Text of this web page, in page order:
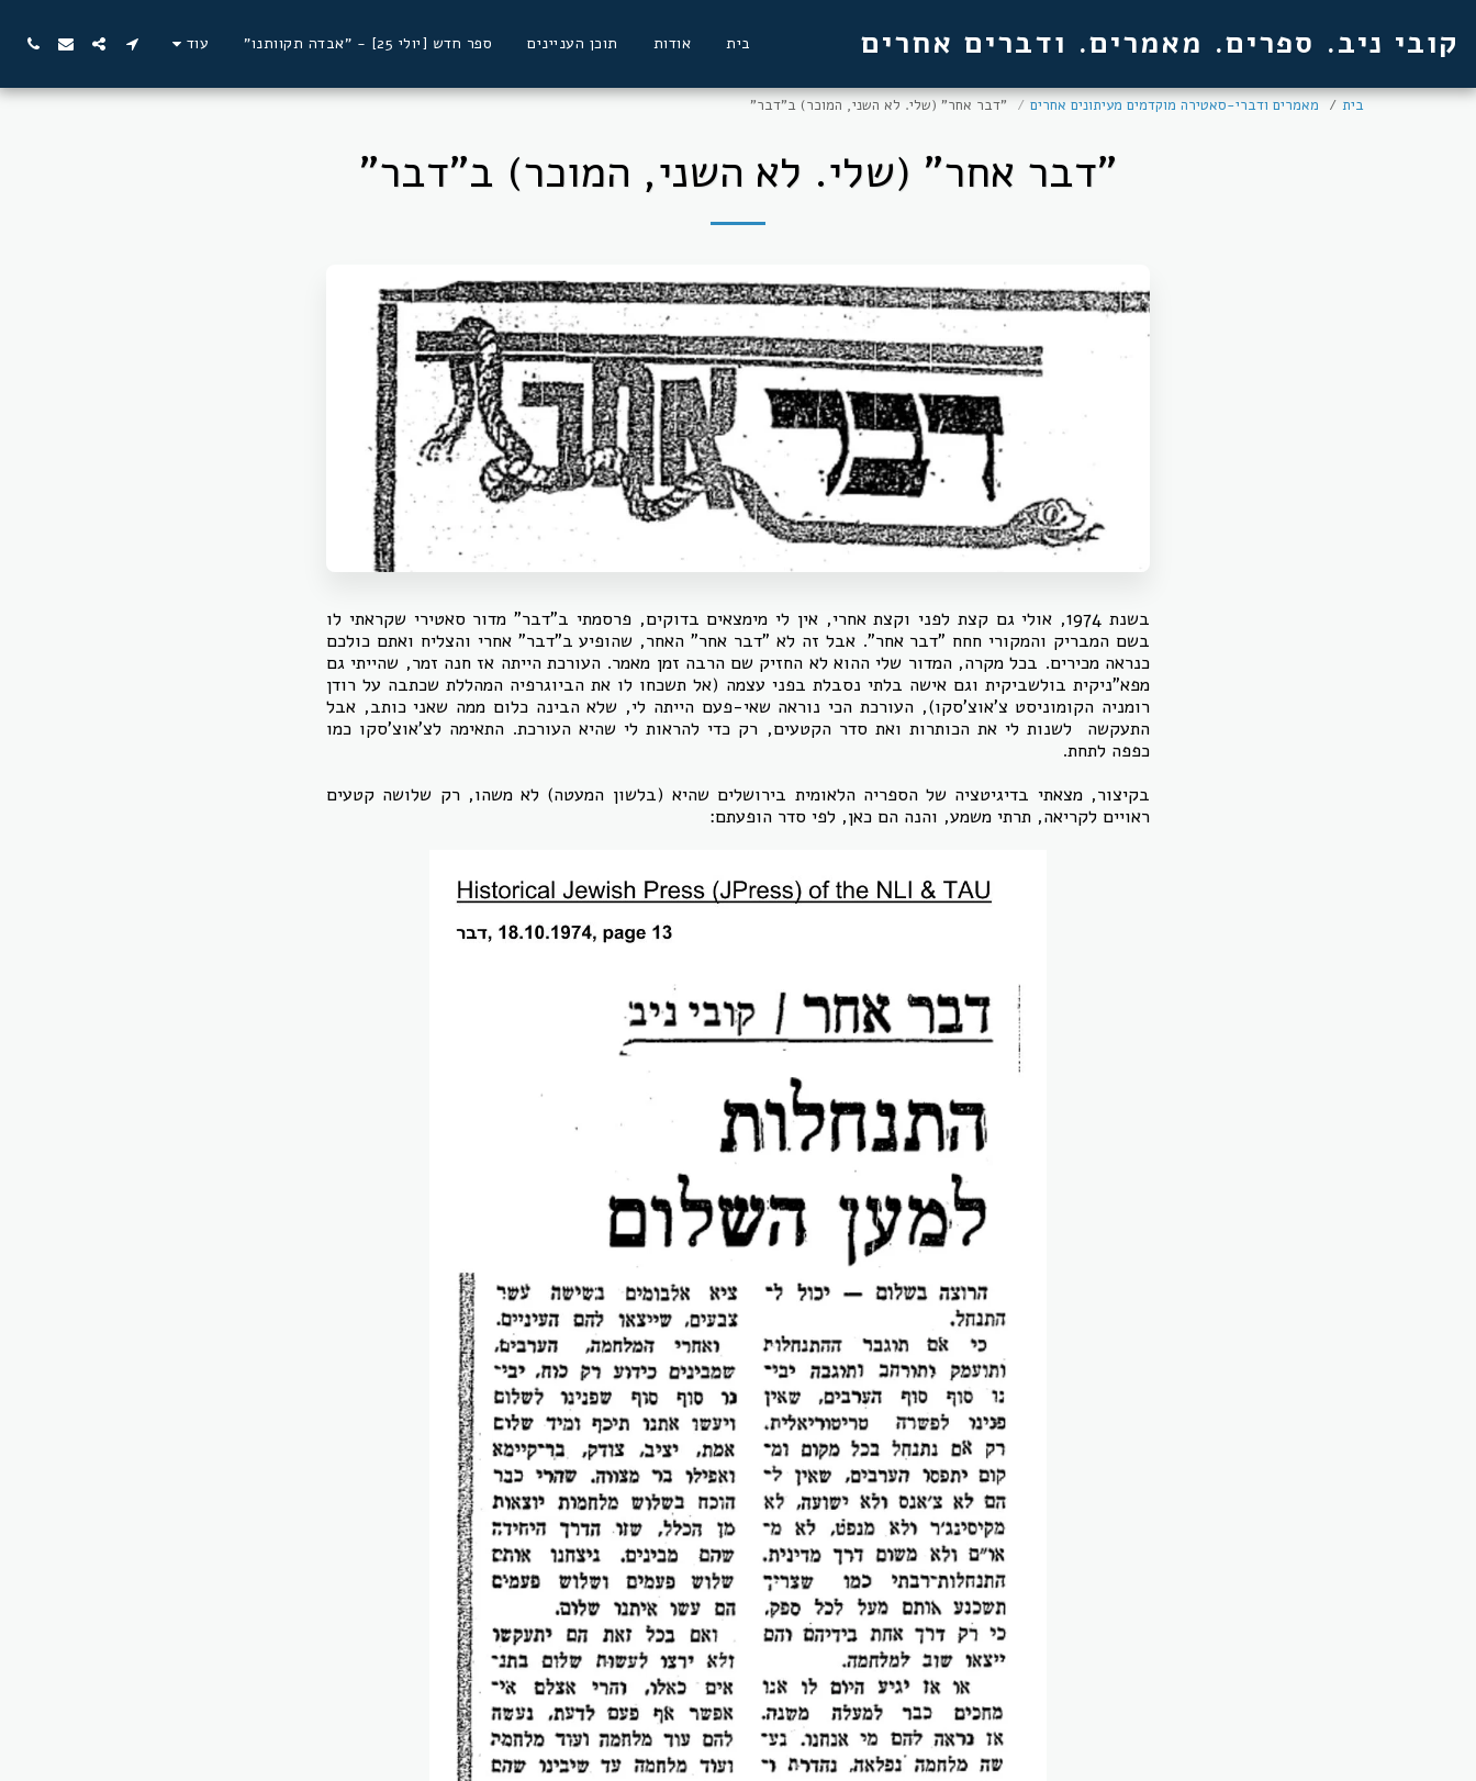
קובי ניב. ספרים. מאמרים. ודברים אחרים בית אודות תוכן העניינים ספר חדש [יולי 25] - "אבדה תקוותנו" עוד
בית מאמרים ודברי-סאטירה מוקדמים מעיתונים אחרים "דבר אחר" (שלי. לא השני, המוכר) ב"דבר"
"דבר אחר" (שלי. לא השני, המוכר) ב"דבר"
בשנת 1974, אולי גם קצת לפני וקצת אחרי, אין לי מימצאים בדוקים, פרסמתי ב"דבר" מדור סאטירי שקראתי לו
בשם המבריק והמקורי חחח "דבר אחר". אבל זה לא "דבר אחר" האחר, שהופיע ב"דבר" אחרי והצליח ואתם כולכם
כנראה מכירים. בכל מקרה, המדור שלי ההוא לא החזיק שם הרבה זמן מאמר. העורכת הייתה אז חנה זמר, שהייתי גם
מפא"ניקית בולשביקית וגם אישה בלתי נסבלת בפני עצמה (אל תשכחו לו את הביוגרפיה המהללת שכתבה על רודן
רומניה הקומוניסט צ'אוצ'סקו), העורכת הכי נוראה שאי-פעם הייתה לי, שלא הבינה כלום ממה שאני כותב, אבל
התעקשה לשנות לי את הכותרות ואת סדר הקטעים, רק כדי להראות לי שהיא העורכת. התאימה לצ'אוצ'סקו כמו
כפפה לתחת.
בקיצור, מצאתי בדיגיטציה של הספריה הלאומית בירושלים שהיא (בלשון המעטה) לא משהו, רק שלושה קטעים
ראויים לקריאה, תרתי משמע, והנה הם כאן, לפי סדר הופעתם: